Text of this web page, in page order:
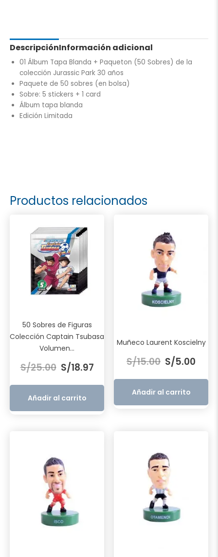
DescripciónInformación adicional
01 Álbum Tapa Blanda + Paqueton (50 Sobres) de la
colección Jurassic Park 30 años
Paquete de 50 sobres (en bolsa)
Sobre: 5 stickers + 1 card
Álbum tapa blanda
Edición Limitada
Productos relacionados
50 Sobres de Figuras
Colección Captain Tsubasa
Volumen...
S/25.00 precio
original
era:
S/18.97
actual
S/18.97.
Añadir al carrito
Muñeco Laurent Koscielny
S/15.00 precio
original
era:
S/5.00
S/
Añadir al carrito